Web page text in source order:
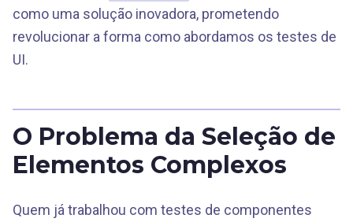
como uma solução inovadora, prometendo
revolucionar a forma como abordamos os testes de
UI.
O Problema da Seleção de
Elementos Complexos
Quem já trabalhou com testes de componentes